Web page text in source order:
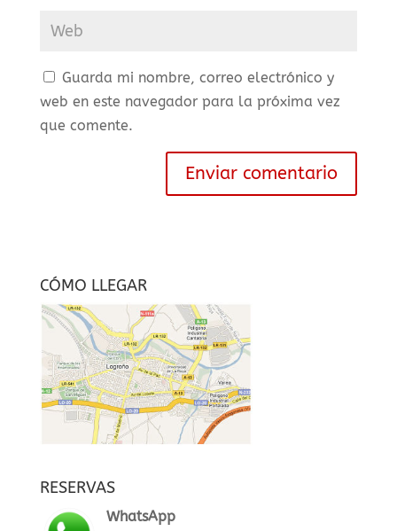
Guarda mi nombre, correo electrónico y
web en este navegador para la próxima vez
que comente.
CÓMO LLEGAR
RESERVAS
WhatsApp